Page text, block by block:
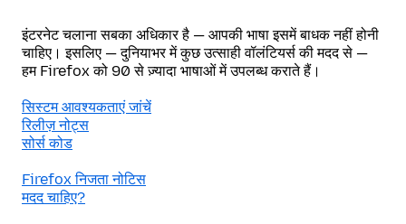
इंटरनेट चलाना सबका अधिकार है — आपकी भाषा इसमें बाधक नहीं होनी
चाहिए। इसलिए — दुनियाभर में कुछ उत्साही वॉलंटियर्स की मदद से —
हम Firefox को 90 से ज़्यादा भाषाओं में उपलब्ध कराते हैं।
सिस्टम आवश्यकताएं जांचें
रिलीज़ नोट्स
सोर्स कोड
Firefox निजता नोटिस
मदद चाहिए?